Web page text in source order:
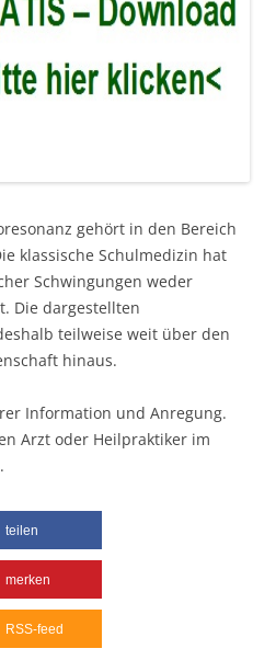
gehört in den Bereich
klassische Schulmedizin hat
Schwingungen weder
Die dargestellten
teilweise weit über den
hinaus.
Information und Anregung.
Arzt oder Heilpraktiker im
teilen
merken
RSS-feed